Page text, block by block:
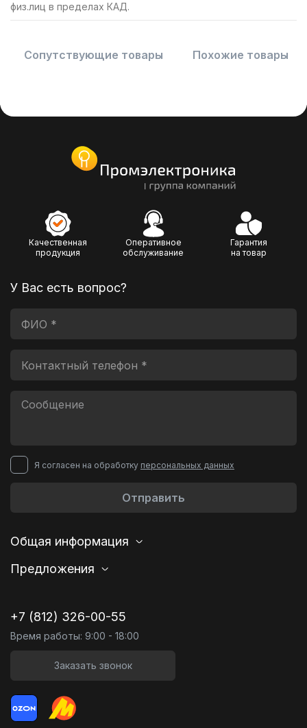
физ.лиц в пределах КАД.
Сопутствующие товары Похожие товары
Качественная
продукция
Оперативное
обслуживание
Гарантия
на товар
У Вас есть вопрос?
Я согласен на обработку персональных данных
Отправить
Общая информация
Предложения
+7 (812) 326-00-55
Время работы: 9:00 - 18:00
Заказать звонок